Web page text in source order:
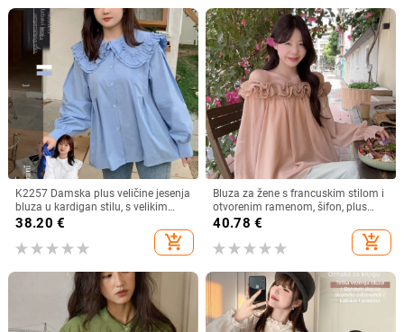
K2257 Damska plus veličine jesenja
bluza u kardigan stilu, s velikim
ovratnikom, dvostrukim slojem i
čipkastim rubom, sladak izgled
38.20 €
add_shopping_cart
Bluza za žene s francuskim stilom i
otvorenim ramenom, šifon, plus
veličina, dugi rukav
40.78 €
add_shopping_cart